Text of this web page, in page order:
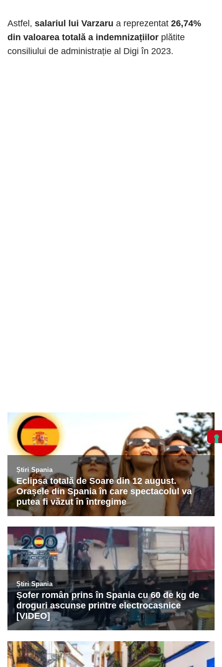
Astfel, salariul lui Varzaru a reprezentat 26,74%
din valoarea totală a indemnizațiilor plătite
consiliului de administrație al Digi în 2023.